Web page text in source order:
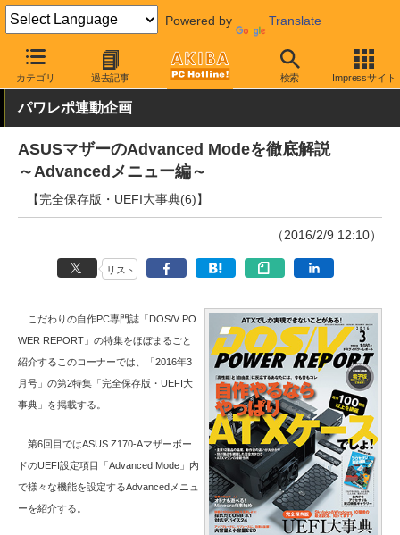
Powered by Translate
カテゴリ 過去記事 検索 Impressサイト
AKIBA PC Hotline! PCパーツ マザーボード ASUS
パワレポ連動企画
ASUSマザーのAdvanced Modeを徹底解説
～Advancedメニュー編～
【完全保存版・UEFI大事典(6)】
（2016/2/9 12:10）
リスト
こだわりの自作PC専門誌「DOS/V PO
WER REPORT」の特集をほぼまるごと
紹介するこのコーナーでは、「2016年3
月号」の第2特集「完全保存版・UEFI大
事典」を掲載する。
第6回目ではASUS Z170-Aマザーボー
ドのUEFI設定項目「Advanced Mode」内
で様々な機能を設定するAdvancedメニュ
ーを紹介する。